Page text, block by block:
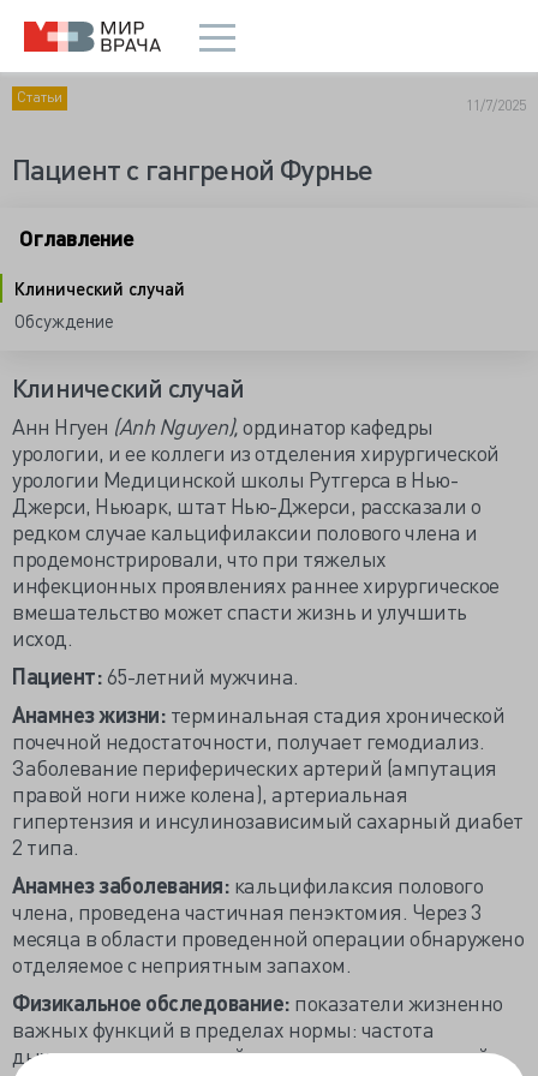
Статьи 11/7/2025
Пациент с гангреной Фурнье
Оглавление
Клинический случай
Обсуждение
Клинический случай
Анн Нгуен (Anh Nguyen),ординатор кафедры
урологии, и ее коллеги из отделения хирургической
урологии Медицинской школы Рутгерса в Нью-
Джерси, Ньюарк, штат Нью-Джерси, рассказали о
редком случае кальцифилаксии полового члена и
продемонстрировали, что при тяжелых
инфекционных проявлениях раннее хирургическое
вмешательство может спасти жизнь и улучшить
исход.
Пациент:65-летний мужчина.
Анамнез жизни: терминальная стадия хронической
почечной недостаточности, получает гемодиализ.
Заболевание периферических артерий (ампутация
правой ноги ниже колена), артериальная
гипертензия и инсулинозависимый сахарный диабет
2 типа.
Анамнез заболевания: кальцифилаксия полового
члена, проведена частичная пенэктомия. Через 3
месяца в области проведенной операции обнаружено
отделяемое с неприятным запахом.
Физикальное обследование: показатели жизненно
важных функций в пределах нормы: частота
дыхательных движений и сердечных сокращений,